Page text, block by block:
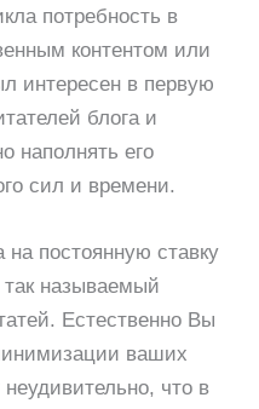
потребность в
контентом или
интересен в первую
блога и
наполнять его
сил и времени.
на постоянную ставку
так называемый
Естественно Вы
ваших
что в